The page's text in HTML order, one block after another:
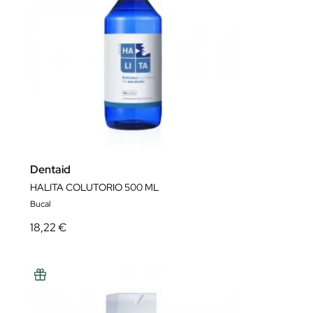
Dentaid
HALITA COLUTORIO 500 ML
Bucal
18,22 €